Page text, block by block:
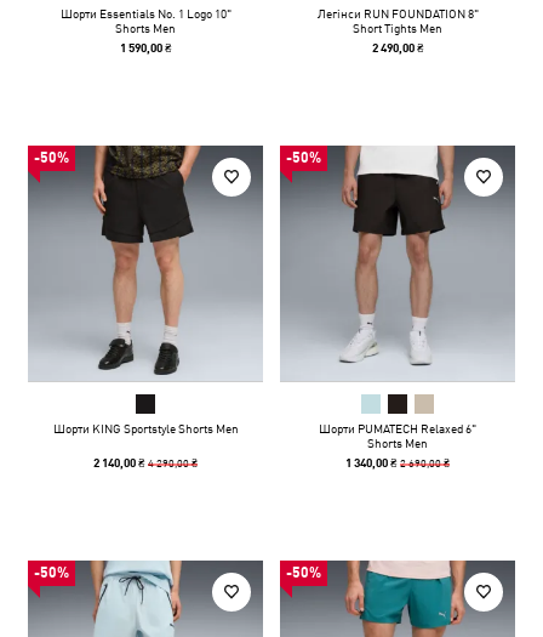
Шорти Essentials No. 1 Logo 10"
Shorts Men
1 590,00 ₴
Легінси RUN FOUNDATION 8"
Short Tights Men
2 490,00 ₴
-50%
Шорти KING Sportstyle Shorts Men
2 140,00 ₴4 290,00 ₴
-50%
Шорти PUMATECH Relaxed 6"
Shorts Men
1 340,00 ₴2 690,00 ₴
-50% -50%